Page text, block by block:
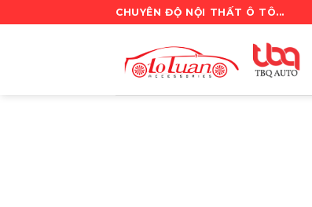
CHUYÊN ĐỘ NỘI THẤT Ô TÔ...